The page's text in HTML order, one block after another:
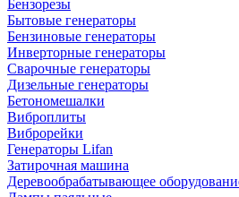
Бензорезы
Бытовые генераторы
Бензиновые генераторы
Инверторные генераторы
Сварочные генераторы
Дизельные генераторы
Бетономешалки
Виброплиты
Виброрейки
Генераторы Lifan
Затирочная машина
Деревообрабатывающее